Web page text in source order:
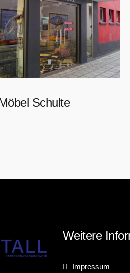
Möbel Schulte
Weitere
Impressum